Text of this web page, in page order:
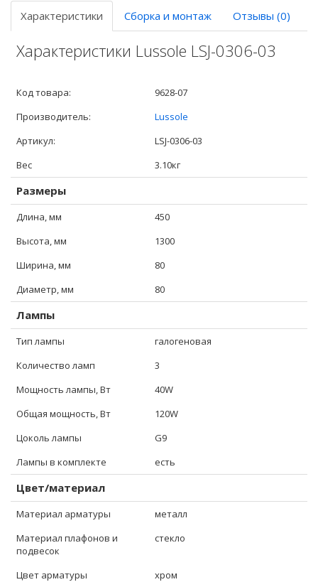
Характеристики Сборка и монтаж Отзывы (0)
Характеристики Lussole LSJ-0306-03
Код товара:
9628-07
Производитель:
Lussole
Артикул:
LSJ-0306-03
Вес
3.10кг
Размеры
Длина, мм
450
Высота, мм
1300
Ширина, мм
80
Диаметр, мм
80
Лампы
Тип лампы
галогеновая
Количество ламп
3
Мощность лампы, Вт
40W
Общая мощность, Вт
120W
Цоколь лампы
G9
Лампы в комплекте
есть
Цвет/материал
Материал арматуры
металл
Материал плафонов и
подвесок
стекло
Цвет арматуры хром